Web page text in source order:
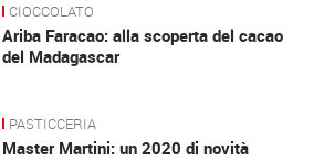
CIOCCOLATO
Ariba Faracao: alla scoperta del cacao
del Madagascar
PASTICCERIA
Master Martini: un 2020 di novità